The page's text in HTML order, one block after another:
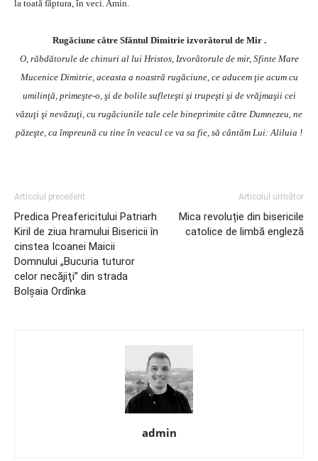
la toată făptura, în veci. Amin.
Rugăciune către Sfântul Dimitrie izvorâtorul de Mir .
O, răbdătorule de chinuri al lui Hristos, Izvorâtorule de mir, Sfinte Mare
Mucenice Dimitrie, aceasta a noastră rugăciune, ce aducem ţie acum cu
umilinţă, primeşte-o, şi de bolile sufleteşti şi trupeşti şi de vrăjmaşii cei
văzuţi şi nevăzuţi, cu rugăciunile tale cele bineprimite către Dumnezeu, ne
păzeşte, ca împreună cu tine în veacul ce va sa fie, să cântăm Lui: Aliluia !
Articolul precedent
Predica Preafericitului Patriarh
Kiril de ziua hramului Bisericii în
cinstea Icoanei Maicii
Domnului „Bucuria tuturor
celor necăjiţi” din strada
Bolşaia Ordînka
Articolul următor
Mica revoluție din bisericile
catolice de limbă engleză
admin